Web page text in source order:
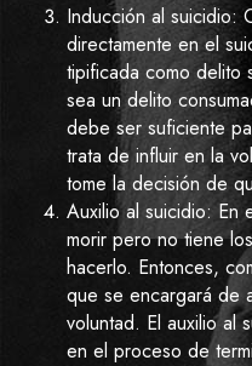
Inducción al suicidio:
directamente en el
tipificada como delito
sea un delito
debe ser suficiente
trata de influir en la
tome la decisión de
Auxilio al suicidio: En
morir pero no tiene
hacerlo. Entonces,
que se encargará de
voluntad. El auxilio al
en el proceso de